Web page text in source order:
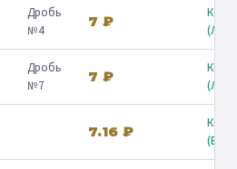
Дробь
№4
7 ₽
Дробь
№7
7 ₽
7.16 ₽